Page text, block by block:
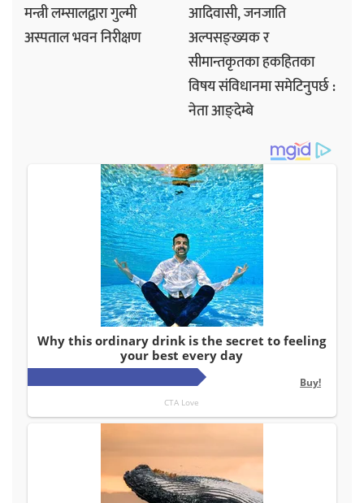
मन्त्री लम्सालद्वारा गुल्मी
अस्पताल भवन निरीक्षण
आदिवासी, जनजाति
अल्पसङ्ख्यक र
सीमान्तकृतका हकहितका
विषय संविधानमा समेटिनुपर्छ :
नेता आङ्देम्बे